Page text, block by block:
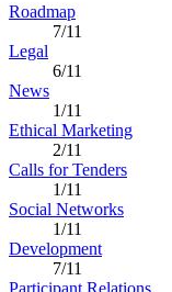
Roadmap
7/11
Legal
6/11
News
1/11
Ethical Marketing
2/11
Calls for Tenders
1/11
Social Networks
1/11
Development
7/11
Participant Relations